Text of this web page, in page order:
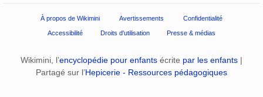
À propos de Wikimini Avertissements Confidentialité
Accessibilité Droits d'utilisation Presse & médias
Wikimini, l’encyclopédie pour enfants écrite par les enfants |
Partagé sur l’Hepicerie - Ressources pédagogiques